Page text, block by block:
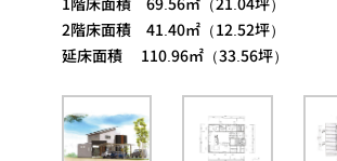
2階床面積 41.40㎡（12.52坪）
延床面積 110.96㎡（33.56坪）